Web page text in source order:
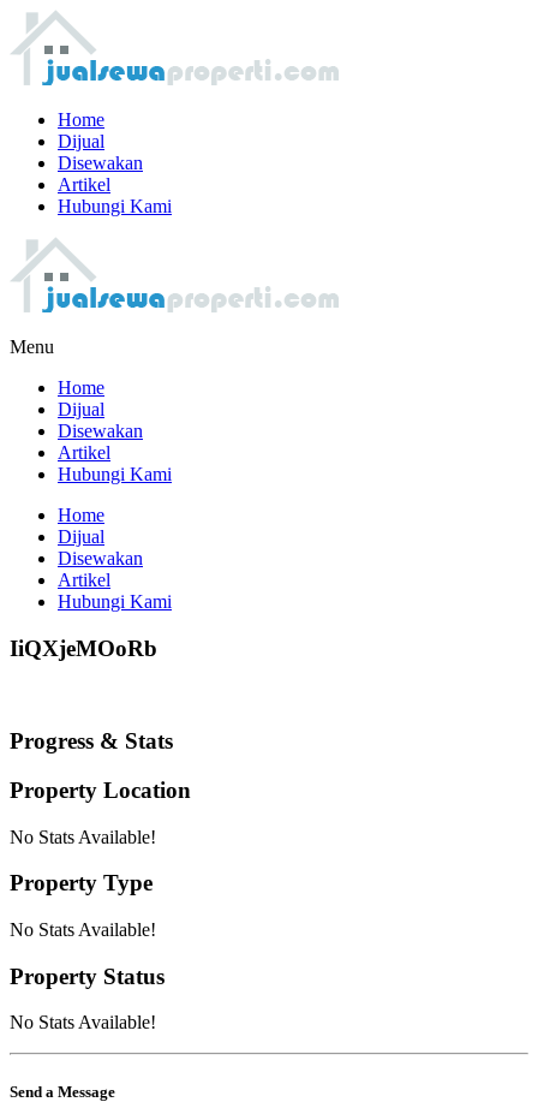
Home
Dijual
Disewakan
Artikel
Hubungi Kami
Menu
Home
Dijual
Disewakan
Artikel
Hubungi Kami
Home
Dijual
Disewakan
Artikel
Hubungi Kami
IiQXjeMOoRb
Progress & Stats
Property Location
No Stats Available!
Property Type
No Stats Available!
Property Status
No Stats Available!
Send a Message